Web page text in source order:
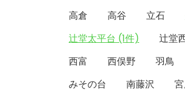
高倉
高谷 立石
辻堂太平台 (1件)
辻堂
西富
西俣野 羽鳥
みその台
南藤沢